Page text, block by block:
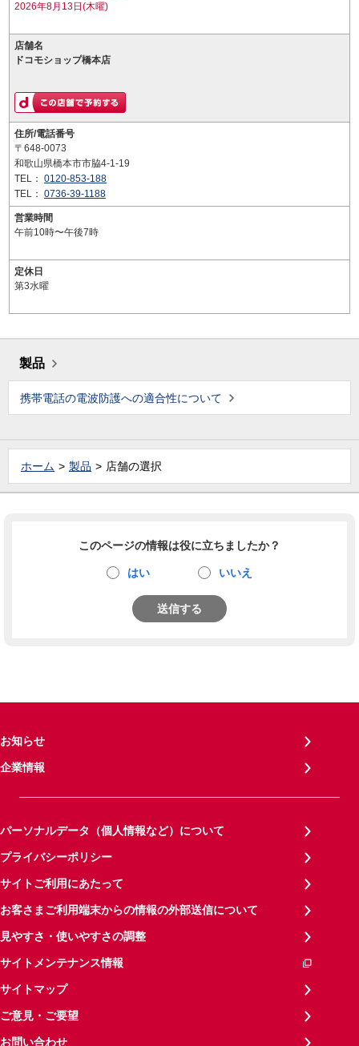
2026年8月13日(木曜)
店舗名
ドコモショップ橋本店
住所/電話番号
〒648-0073
和歌山県橋本市市脇4-1-19
TEL： 0120-853-188
TEL： 0736-39-1188
営業時間
午前10時〜午後7時
定休日
第3水曜
製品
携帯電話の電波防護への適合性について
ホーム 製品 店舗の選択
このページの情報は役に立ちましたか？
はい いいえ
送信する
お知らせ
企業情報
パーソナルデータ（個人情報など）について
プライバシーポリシー
サイトご利用にあたって
お客さまご利用端末からの情報の外部送信について
見やすさ・使いやすさの調整
サイトメンテナンス情報
サイトマップ
ご意見・ご要望
お問い合わせ